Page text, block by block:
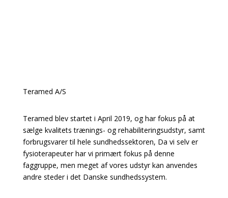
Teramed A/S
Teramed blev startet i April 2019, og har fokus på at
sælge kvalitets trænings- og rehabiliteringsudstyr, samt
forbrugsvarer til hele sundhedssektoren, Da vi selv er
fysioterapeuter har vi primært fokus på denne
faggruppe, men meget af vores udstyr kan anvendes
andre steder i det Danske sundhedssystem.